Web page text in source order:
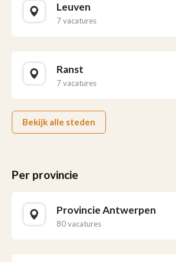
Leuven
7 vacatures
Ranst
7 vacatures
Bekijk alle steden
Per provincie
Provincie Antwerpen
80 vacatures